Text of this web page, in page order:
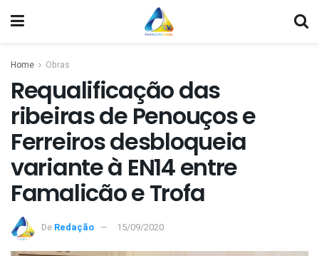
Home Obras
Requalificação das
ribeiras de Penouços e
Ferreiros desbloqueia
variante à EN14 entre
Famalicão e Trofa
De Redação 15/09/2020